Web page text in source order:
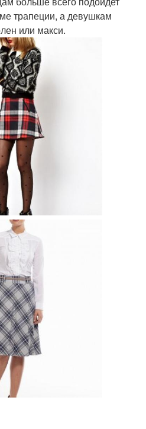
трапеции, а девушкам
или макси.